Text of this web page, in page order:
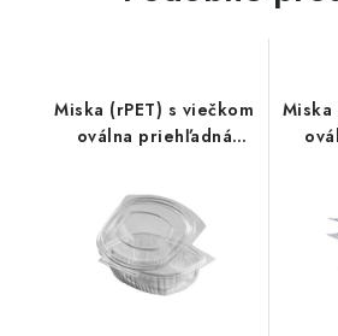
Miska (rPET) s viečkom
oválna priehľadná
Miska